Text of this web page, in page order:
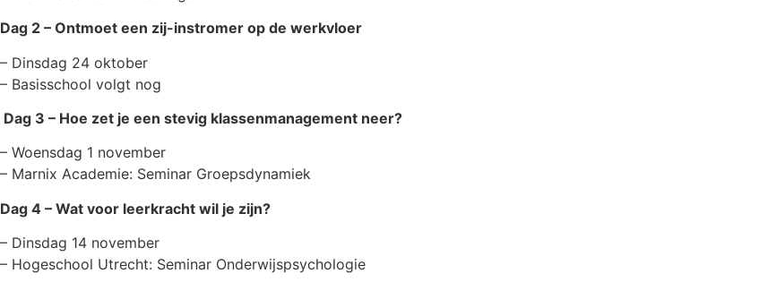
Dag 2 – Ontmoet een zij-instromer op de werkvloer
– Dinsdag 24 oktober
– Basisschool volgt nog
Dag 3 – Hoe zet je een stevig klassenmanagement neer?
– Woensdag 1 november
– Marnix Academie: Seminar Groepsdynamiek
Dag 4 – Wat voor leerkracht wil je zijn?
– Dinsdag 14 november
– Hogeschool Utrecht: Seminar Onderwijspsychologie